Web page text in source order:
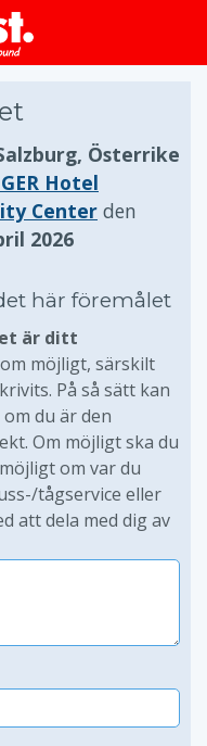
Österrike
Hotel
Center den
2026
här föremålet
är ditt
möjligt, särskilt
På så sätt kan
du är den
Om möjligt ska du
om var du
tågservice eller
att dela med dig av